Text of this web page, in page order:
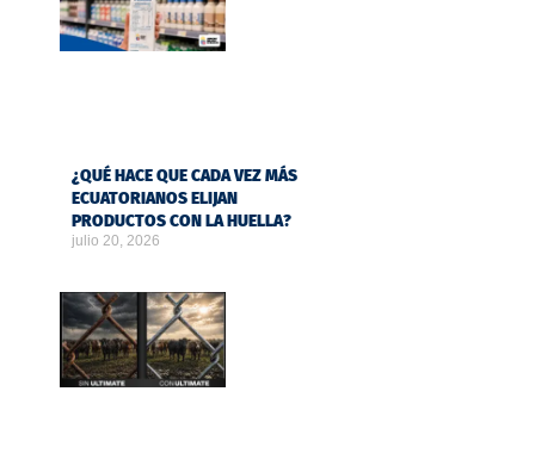
¿QUÉ HACE QUE CADA VEZ MÁS
ECUATORIANOS ELIJAN
PRODUCTOS CON LA HUELLA?
julio 20, 2026